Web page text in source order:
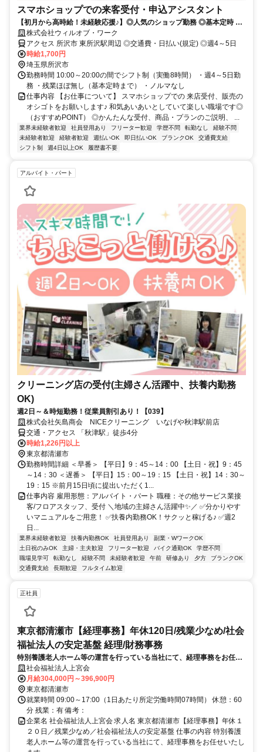
スマホショップでの来客受付・申込アシスタント
【初月から高時給！未経験応援♪】◎人気のショップ勤務 ◎基本定時 ◎
第二新卒・社会人デビュー歓迎♪
株式会社ウィルオブ・ワーク
アクセス 所沢市 東所沢駅周辺 ◎交通費・日払い(規定) ◎週4～5日
時給1,700円
埼玉県所沢市
勤務時間 10:00～20:00の間でシフト制（実働8時間） ・週4～5日勤
務 ・残業ほぼ無し（基本定時まで） ・ノルマなし
仕事内容 【お仕事について】 スマホショップでの 来店受付、販売の
オシゴトをお願いします♪ 和気あいあいとしていて楽しい職場です◎
（おすすめPOINT） ◎かんたんな受付、商品・プランのご説明、 ...
業界未経験者歓迎 社員登用あり フリーター歓迎 学歴不問 転勤なし
経験不問
未経験者歓迎
経験者歓迎 週払いOK 即日払いOK ブランクOK
交通費支給
シフト制
週4日以上OK 履歴書不要
アルバイト・パート
クリーニング店の受付(主婦さん活躍中、扶養内勤務
OK)
週2日～＆時短勤務！従業員割引あり！【039】
株式会社矢島商会 NICEクリーニング いなげや秋津駅前店
交通・アクセス 「秋津駅」徒歩4分
時給1,226円以上
東京都清瀬市
勤務時間詳細 ＜早番＞ 【平日】9：45～14：00 【土日・祝】9：45
～14：30 ＜遅番＞ 【平日】15：00～19：15 【土日・祝】14：30～
19：15 ※前月15日頃に提出いただく1...
仕事内容 雇用形態：アルバイト・パート 職種：その他サービス業接
客/フロアスタッフ、受付 ＼地域の主婦さん活躍中✨／ ✅分かりやす
いマニュアルをご用意！ ✅扶養内勤務OK！サクッと稼げる♪ ✅週2
日...
業界未経験者歓迎 扶養内勤務OK 社員登用あり
副業・WワークOK
土日祝のみOK
主婦・主夫歓迎 フリーター歓迎 バイク通勤OK
学歴不問
職場見学可
転勤なし 経験不問 未経験者歓迎 午前 研修あり 夕方
ブランクOK
交通費支給
長期歓迎 フルタイム歓迎
正社員
東京都清瀬市【経理事務】年休120日/残業少なめ/社会
福祉法人の安定基盤 経理/財務事務
特別養護老人ホーム等の運営を行っている当社にて、経理事務をお任せ
いたします。月次決算や決算を含む経理業務全般から事務所内の雑務、
付帯業務まで、バックオフィスから施設運営を支える重要なポジション
です。
社会福祉法人上宮会
月給304,000円～396,900円
東京都清瀬市
就業時間 09:00～17:00（1日あたり所定労働時間07時間） 休憩：60
分 残業：有 備考：
企業名 社会福祉法人上宮会 求人名 東京都清瀬市【経理事務】年休１
２０日／残業少なめ／社会福祉法人の安定基盤 仕事の内容 特別養護
老人ホーム等の運営を行っている当社にて、経理事務をお任せいたし